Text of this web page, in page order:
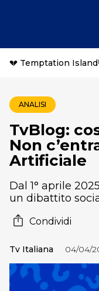
💔 Temptation Island
ANALISI
TvBlog:
Non
Artificiale
Dal 1° aprile
un dibattito
Condividi
Tv Italiana 04/04/